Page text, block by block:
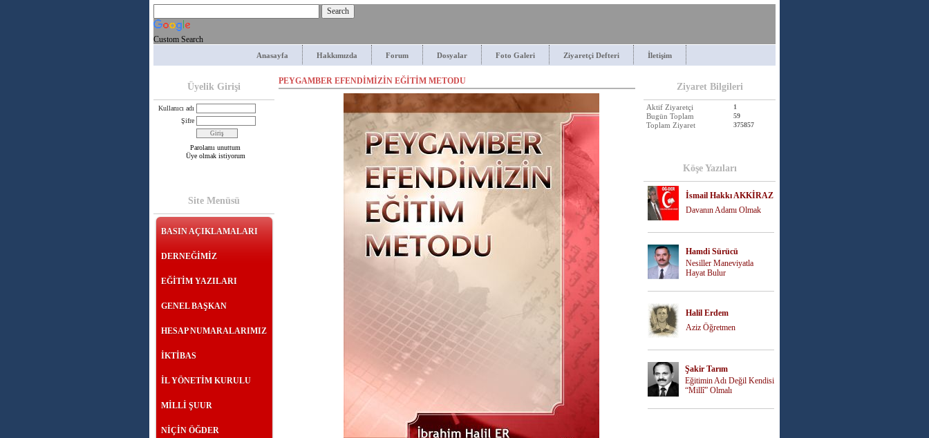
Custom Search
Anasayfa Hakkımızda Forum Dosyalar Foto Galeri Ziyaretçi Defteri İletişim
Üyelik Girişi
Kullanıcı adı
Şifre
Parolamı unuttum
Üye olmak istiyorum
Site Menüsü
BASIN AÇIKLAMALARI
DERNEĞİMİZ
EĞİTİM YAZILARI
GENEL BAŞKAN
HESAP NUMARALARIMIZ
İKTİBAS
İL YÖNETİM KURULU
MİLLİ ŞUUR
NİÇİN ÖĞDER
PEYGAMBER EFENDİMİZİN EĞİTİM METODU
Ziyaret Bilgileri
Aktif Ziyaretçi 1
Bugün Toplam 59
Toplam Ziyaret 375857
Köşe Yazıları
İsmail Hakkı AKKİRAZ
Davanın Adamı Olmak
Hamdi Sürücü
Nesiller Maneviyatla
Hayat Bulur
Halil Erdem
Aziz Öğretmen
Şakir Tarım
Eğitimin Adı Değil Kendisi
“Millî” Olmalı